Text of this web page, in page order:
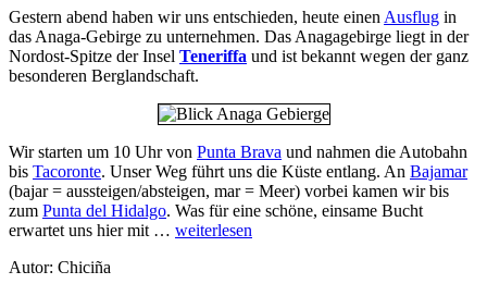
Gestern abend haben wir uns entschieden, heute einen Ausflug in
das Anaga-Gebirge zu unternehmen. Das Anagagebirge liegt in der
Nordost-Spitze der Insel Teneriffa und ist bekannt wegen der ganz
besonderen Berglandschaft.
Wir starten um 10 Uhr von Punta Brava und nahmen die Autobahn
bis Tacoronte. Unser Weg führt uns die Küste entlang. An Bajamar
(bajar = aussteigen/absteigen, mar = Meer) vorbei kamen wir bis
zum Punta del Hidalgo. Was für eine schöne, einsame Bucht
erwartet uns hier mit … weiterlesen
Autor: Chiciña